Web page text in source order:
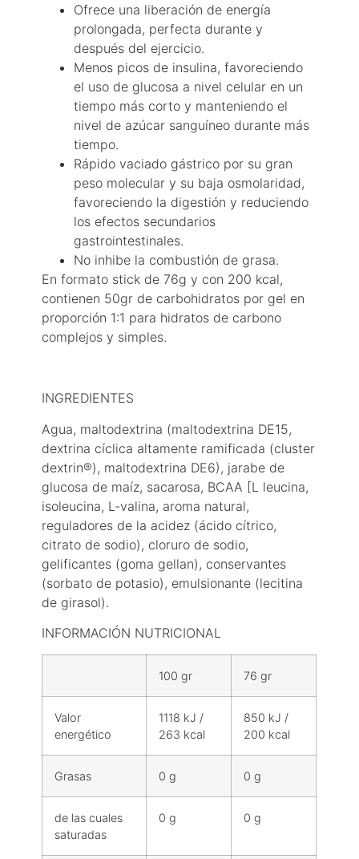
Ofrece una liberación de energía
prolongada, perfecta durante y
después del ejercicio.
Menos picos de insulina, favoreciendo
el uso de glucosa a nivel celular en un
tiempo más corto y manteniendo el
nivel de azúcar sanguíneo durante más
tiempo.
Rápido vaciado gástrico por su gran
peso molecular y su baja osmolaridad,
favoreciendo la digestión y reduciendo
los efectos secundarios
gastrointestinales.
No inhibe la combustión de grasa.
En formato stick de 76g y con 200 kcal,
contienen 50gr de carbohidratos por gel en
proporción 1:1 para hidratos de carbono
complejos y simples.
INGREDIENTES
Agua, maltodextrina (maltodextrina DE15,
dextrina cíclica altamente ramificada (cluster
dextrin®), maltodextrina DE6), jarabe de
glucosa de maíz, sacarosa, BCAA [L leucina,
isoleucina, L-valina, aroma natural,
reguladores de la acidez (ácido cítrico,
citrato de sodio), cloruro de sodio,
gelificantes (goma gellan), conservantes
(sorbato de potasio), emulsionante (lecitina
de girasol).
INFORMACIÓN NUTRICIONAL
100 gr 76 gr
Valor
energético
1118 kJ /
263 kcal
850 kJ /
200 kcal
Grasas 0 g 0 g
de las cuales
saturadas
0 g 0 g